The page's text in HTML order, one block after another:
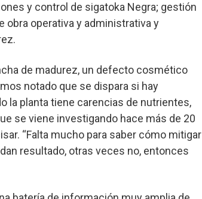
y control de sigatoka Negra; gestión
obra operativa y administrativa y
de madurez, un defecto cosmético
notado que se dispara si hay
la planta tiene carencias de nutrientes,
se viene investigando hace más de 20
“Falta mucho para saber cómo mitigar
resultado, otras veces no, entonces